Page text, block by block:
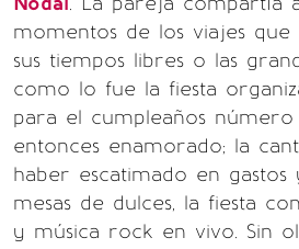
momentos de los viajes que
sus tiempos libres o las
como lo fue la fiesta
para el cumpleaños número
entonces enamorado; la
haber escatimado en gastos
mesas de dulces, la fiesta
y música rock en vivo. Sin